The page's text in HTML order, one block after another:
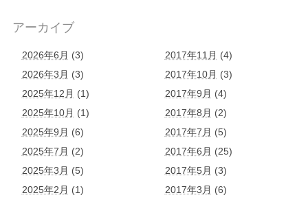
アーカイブ
2026年6月 (3)
2026年3月 (3)
2025年12月 (1)
2025年10月 (1)
2025年9月 (6)
2025年7月 (2)
2025年3月 (5)
2025年2月 (1)
2017年11月 (4)
2017年10月 (3)
2017年9月 (4)
2017年8月 (2)
2017年7月 (5)
2017年6月 (25)
2017年5月 (3)
2017年3月 (6)